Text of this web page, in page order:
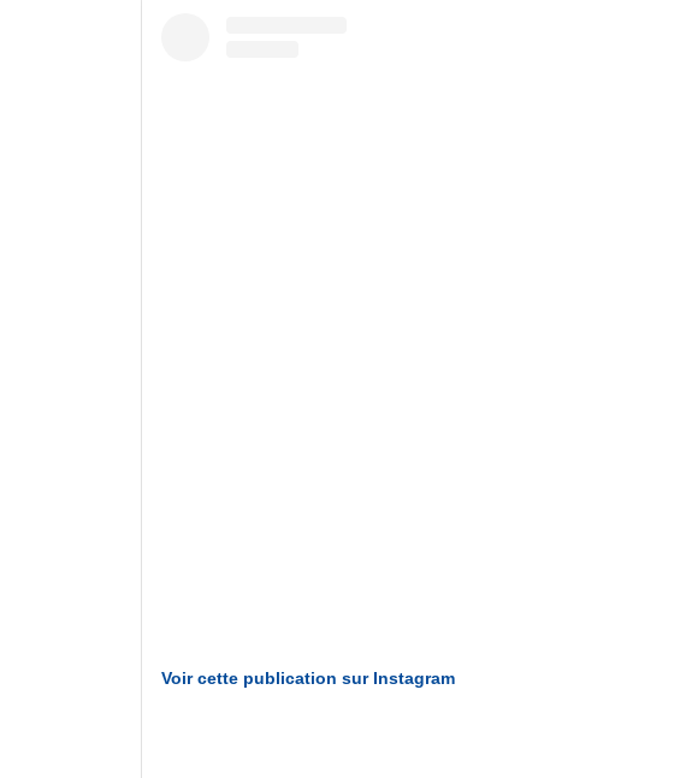
Voir cette publication sur Instagram